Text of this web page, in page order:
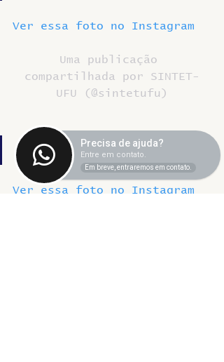
Ver essa foto no Instagram
Uma publicação
compartilhada por SINTET-
UFU (@sintetufu)
Ver essa foto no Instagram
Precisa de ajuda?
Entre em contato.
Em breve, entraremos em contato.